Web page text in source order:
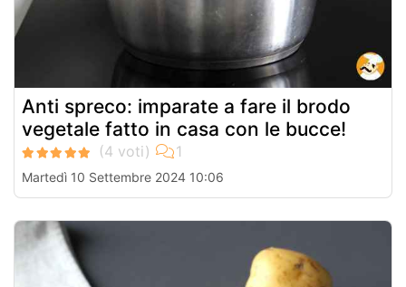
Anti spreco: imparate a fare il brodo
vegetale fatto in casa con le bucce!
Martedì 10 Settembre 2024 10:06